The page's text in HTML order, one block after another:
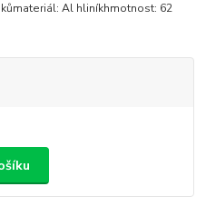
Al hliníkhmotnost: 62